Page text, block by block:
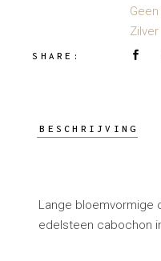
Zilver
SHARE:
BESCHRIJVING
Lange bloemvormige
edelsteen cabochon